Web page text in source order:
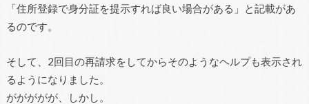
「住所登録で身分証を提示すれば良い場合がある」と記載があ
るのです。
そして、2回目の再請求をしてからそのようなヘルプも表示され
るようになりました。
ががががが、しかし。